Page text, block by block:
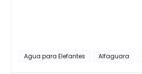
Agua para Elefantes Alfaguara